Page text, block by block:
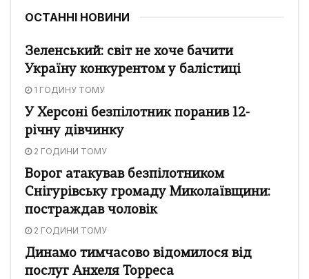
ОСТАННІ НОВИНИ
Зеленський: світ не хоче бачити
Україну конкурентом у балістиці
1 ГОДИНУ ТОМУ
У Херсоні безпілотник поранив 12-
річну дівчинку
2 ГОДИНИ ТОМУ
Ворог атакував безпілотником
Снігурівську громаду Миколаївщини:
постраждав чоловік
2 ГОДИНИ ТОМУ
Динамо тимчасово відомилося від
послуг Анхеля Торреса